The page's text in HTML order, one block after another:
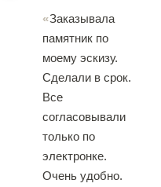
Заказывала
памятник по
моему эскизу.
Сделали в срок.
Все
согласовывали
только по
электронке.
Очень удобно.